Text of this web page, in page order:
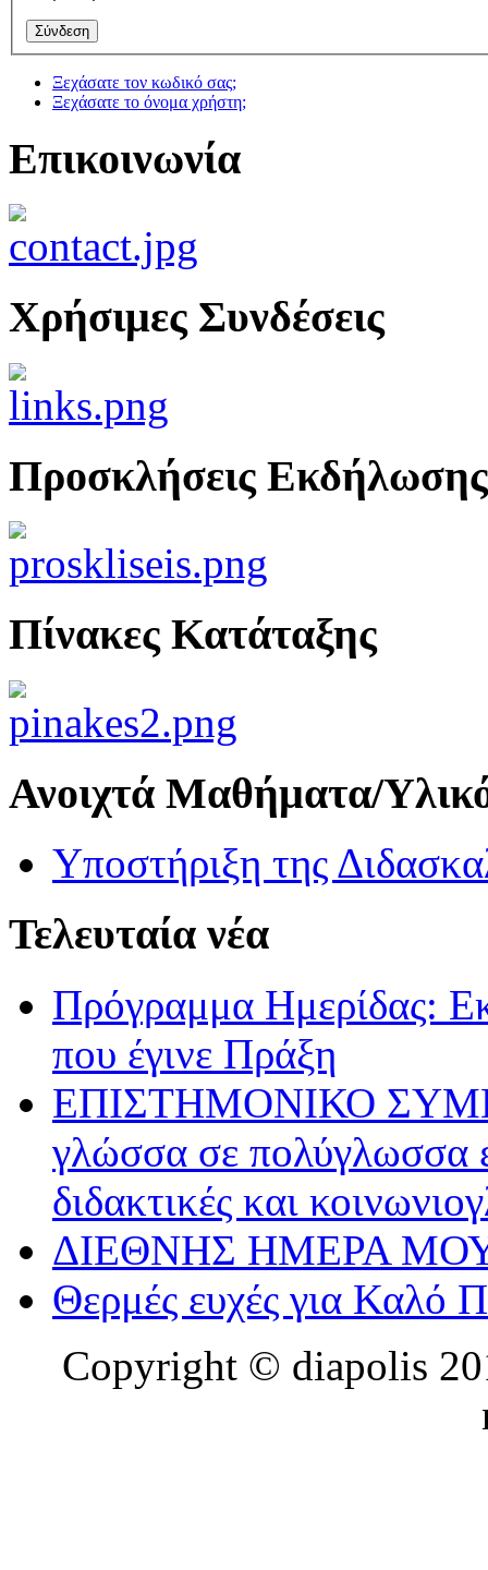
Ξεχάσατε τον κωδικό σας;
Ξεχάσατε το όνομα χρήστη;
Επικοινωνία
Χρήσιμες Συνδέσεις
Προσκλήσεις
Πίνακες Κατάταξης
Ανοιχτά Μαθήματα/
Υποστήριξη της
Τελευταία νέα
Πρόγραμμα Ημερίδας:
που έγινε Πράξη
ΕΠΙΣΤΗΜΟΝΙΚΟ
γλώσσα σε πολύγλωσσα
διδακτικές και
ΔΙΕΘΝΗΣ ΗΜΕΡΑ
Θερμές ευχές για Καλό
Copyright © diapolis